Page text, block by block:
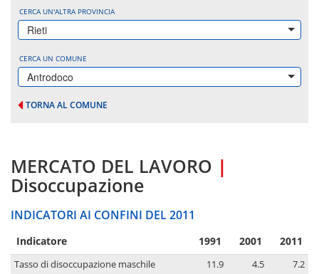
CERCA UN'ALTRA PROVINCIA
Rieti
CERCA UN COMUNE
Antrodoco
TORNA AL COMUNE
MERCATO DEL LAVORO |
Disoccupazione
INDICATORI AI CONFINI DEL 2011
Indicatore 1991 2001 2011
Tasso di disoccupazione maschile 11.9 4.5
7.2